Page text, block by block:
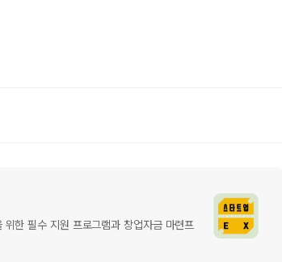
한 필수 지원 프로그램과 창업자금 마련프
글
쓴
이